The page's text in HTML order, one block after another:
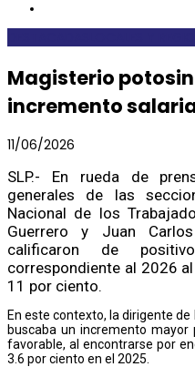
Magisterio
incremento
11/06/2026
SLP.- En rueda de
generales de las
Nacional de los
Guerrero y Juan Carlos
calificaron de
correspondiente al 2026
11 por ciento.
En este contexto, la dirigente
buscaba un incremento
favorable, al encontrarse por
3.6 por ciento en el 2025.